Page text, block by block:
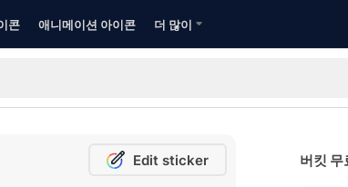
콘 애니메이션 아이콘 더 많이
Edit sticker 버킷 무